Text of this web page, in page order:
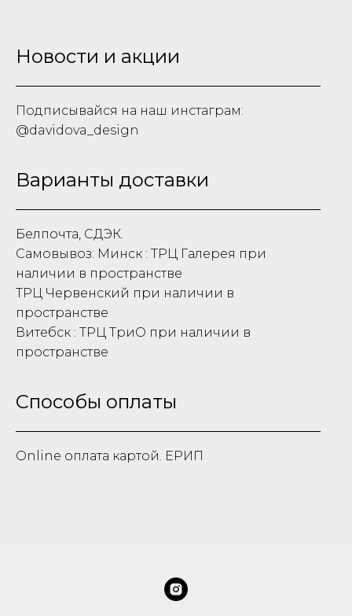
Новости и акции
Подписывайся на наш инстаграм:
@davidova_design
Варианты доставки
Белпочта, СДЭК.
Самовывоз: Минск : ТРЦ Галерея при
наличии в пространстве
ТРЦ Червенский при наличии в
пространстве
Витебск : ТРЦ ТриО при наличии в
пространстве
Способы оплаты
Online оплата картой. ЕРИП